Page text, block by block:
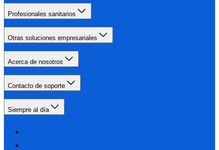
Profesionales sanitarios
Otras soluciones empresariales
Acerca de nosotros
Contacto de soporte
Siempre al día